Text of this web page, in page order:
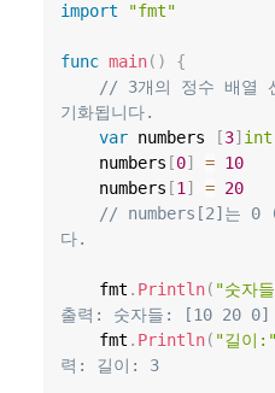
import "fmt"
func main( )
{
// 3개의 정수 배열
기화됩니다.
var numbers [3] int
	numbers
[0] = 10
	numbers
[1 ] = 20
// numbers[2]는 0 (
다.
	fmt
. Println( "숫자
출력: 숫자들: [10 20 0]
	fmt
. Println( "길이:"
력: 길이: 3